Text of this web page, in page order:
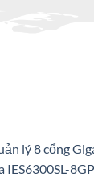
lý 8 cổng
IES6300SL-